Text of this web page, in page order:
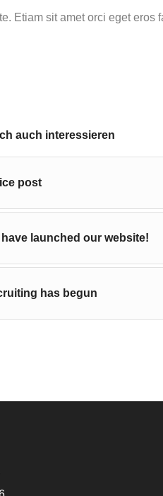
Etiam sit amet orci eget eros
auch interessieren
post
have launched our website!
has begun